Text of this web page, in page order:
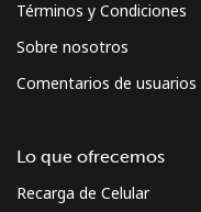
Términos y Condiciones
Sobre nosotros
Comentarios de usuarios
Lo que ofrecemos
Recarga de Celular